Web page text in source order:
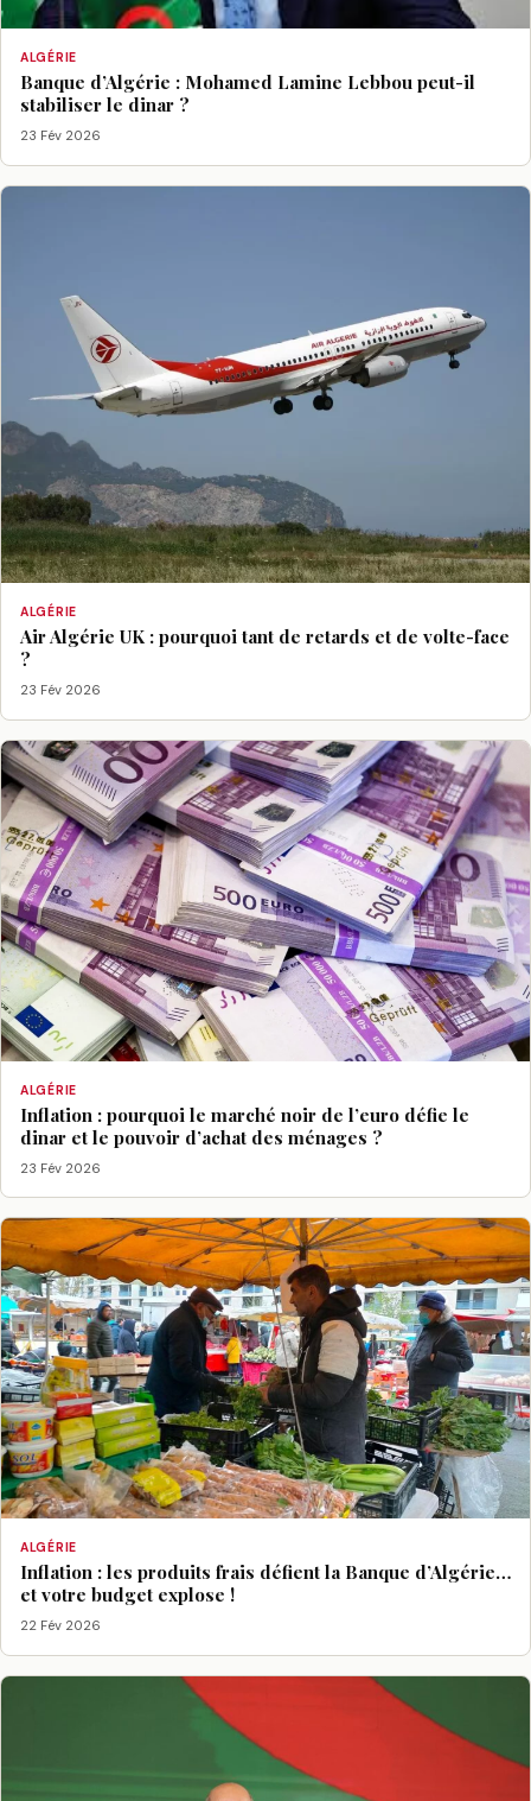
ALGÉRIE
Banque d’Algérie : Mohamed Lamine Lebbou peut-il
stabiliser le dinar ?
23 Fév 2026
ALGÉRIE
Air Algérie UK : pourquoi tant de retards et de volte-face
?
23 Fév 2026
ALGÉRIE
Inflation : pourquoi le marché noir de l’euro défie le
dinar et le pouvoir d’achat des ménages ?
23 Fév 2026
ALGÉRIE
Inflation : les produits frais défient la Banque d’Algérie…
et votre budget explose !
22 Fév 2026